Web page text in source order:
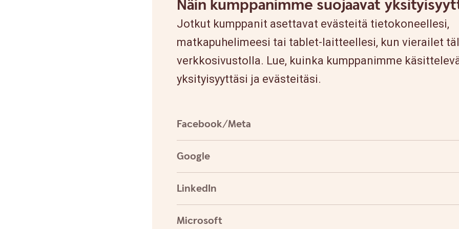
Näin kumppanimme suojaavat
Jotkut kumppanit asettavat evästeitä tietokoneellesi,
matkapuhelimeesi tai tablet-laitteellesi, kun vierailet
verkkosivustolla. Lue, kuinka kumppanimme
yksityisyyttäsi ja evästeitäsi.
Facebook/Meta
Google
LinkedIn
Microsoft